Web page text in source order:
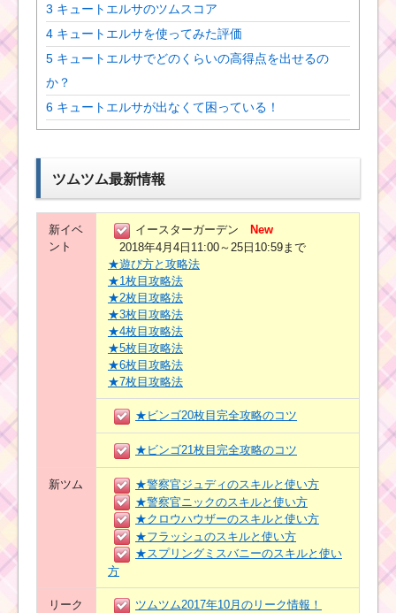
3 キュートエルサのツムスコア
4 キュートエルサを使ってみた評価
5 キュートエルサでどのくらいの高得点を出せるの
か？
6 キュートエルサが出なくて困っている！
ツムツム最新情報
新イベ
ント
イースターガーデン New
2018年4月4日11:00～25日10:59まで
★遊び方と攻略法
★1枚目攻略法
★2枚目攻略法
★3枚目攻略法
★4枚目攻略法
★5枚目攻略法
★6枚目攻略法
★7枚目攻略法
★ビンゴ20枚目完全攻略のコツ
★ビンゴ21枚目完全攻略のコツ
新ツム
★警察官ジュディのスキルと使い方
★警察官ニックのスキルと使い方
★クロウハウザーのスキルと使い方
★フラッシュのスキルと使い方
★スプリングミスバニーのスキルと使い
方
リーク
ツムツム2017年10月のリーク情報！